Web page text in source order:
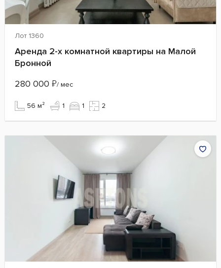
Лот 1360
Аренда 2-х комнатной квартиры на Малой
Бронной
280 000 ₽/ мес
56 м² 1 1 2